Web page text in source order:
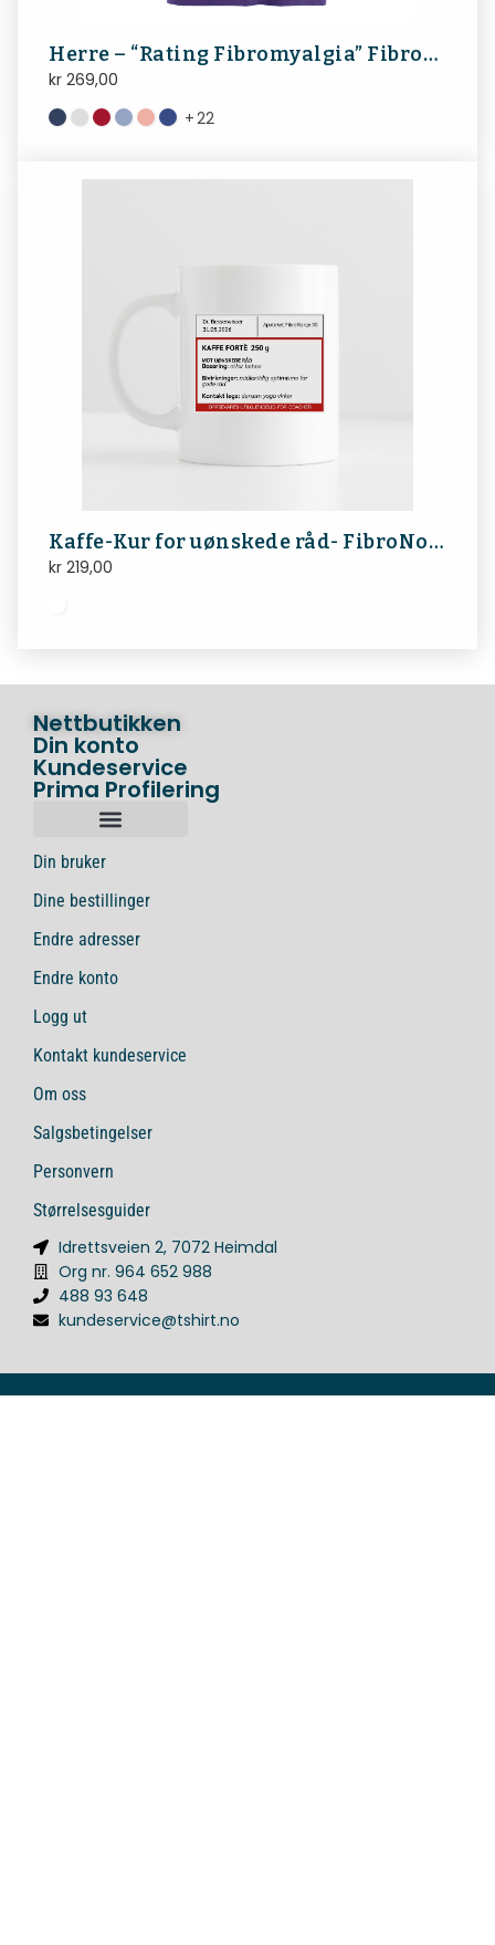
Herre – “Rating Fibromyalgia” FibroNorge
kr 269,00
+22
Kaffe-Kur for uønskede råd- FibroNorge
kr 219,00
Nettbutikken
Din konto
Kundeservice
Prima Profilering
Din bruker
Dine bestillinger
Endre adresser
Endre konto
Logg ut
Kontakt kundeservice
Om oss
Salgsbetingelser
Personvern
Størrelsesguider
Idrettsveien 2, 7072 Heimdal
Org nr. 964 652 988
488 93 648
kundeservice@tshirt.no